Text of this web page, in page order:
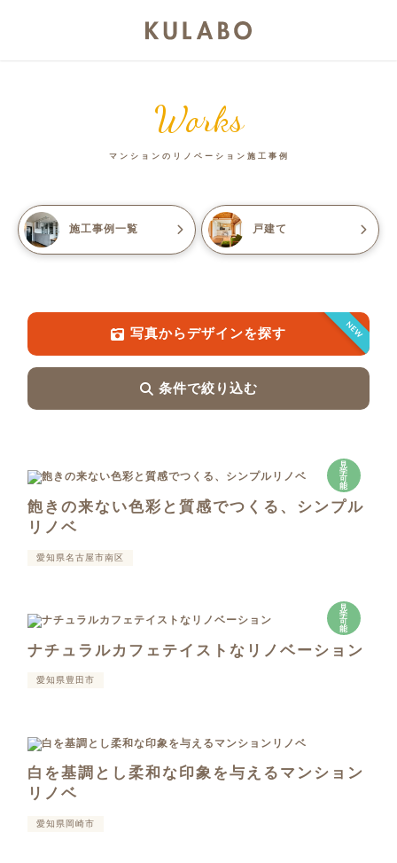
Works
マンションのリノベーション施工事例
施工事例一覧 戸建て
NEW
写真からデザインを探す
条件で絞り込む
見
学
可
能
飽きの来ない色彩と質感でつくる、シンプル
リノベ
愛知県名古屋市南区
見
学
可
能
ナチュラルカフェテイストなリノベーション
愛知県豊田市
白を基調とし柔和な印象を与えるマンション
リノベ
愛知県岡崎市